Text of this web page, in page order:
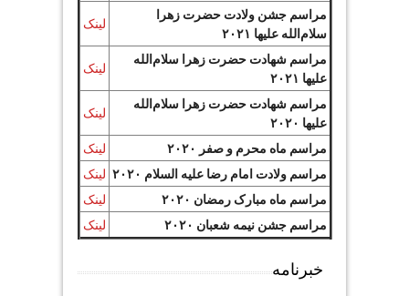
مراسم جشن ولادت حضرت زهرا
سلام‌الله علیها ۲۰۲۱
لینک
مراسم شهادت حضرت زهرا سلام‌الله
علیها ۲۰۲۱
لینک
مراسم شهادت حضرت زهرا سلام‌الله
علیها ۲۰۲۰
لینک
مراسم ماه محرم و صفر ۲۰۲۰
لینک
مراسم ولادت امام رضا علیه السلام ۲۰۲۰
لینک
مراسم ماه مبارک رمضان ۲۰۲۰
لینک
مراسم جشن نیمه شعبان ۲۰۲۰
لینک
خبرنامه